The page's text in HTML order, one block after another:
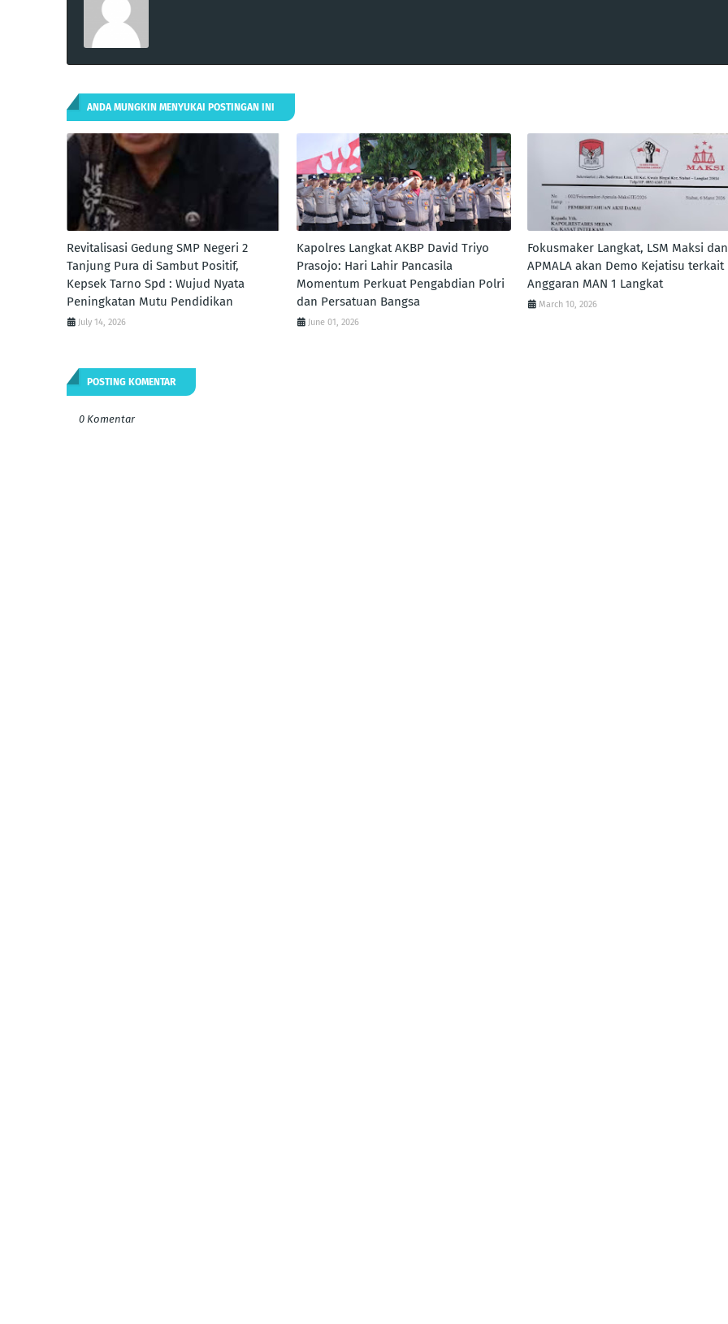
ANDA MUNGKIN MENYUKAI POSTINGAN INI
Revitalisasi Gedung SMP Negeri 2
Tanjung Pura di Sambut Positif,
Kepsek Tarno Spd : Wujud Nyata
Peningkatan Mutu Pendidikan
July 14, 2026
Kapolres Langkat AKBP David Triyo
Prasojo: Hari Lahir Pancasila
Momentum Perkuat Pengabdian Polri
dan Persatuan Bangsa
June 01, 2026
Fokusmaker Langkat, LSM Maksi dan
APMALA akan Demo Kejatisu terkait
Anggaran MAN 1 Langkat
March 10, 2026
POSTING KOMENTAR
0 Komentar